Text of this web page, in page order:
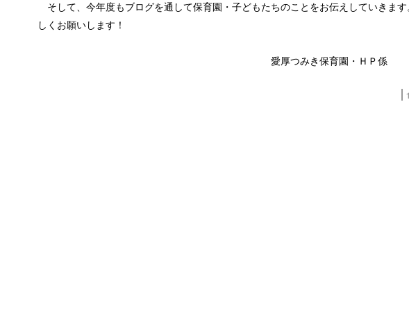
そして、今年度もブログを通して保育園・子どもたちのことをお伝えしていきま
しくお願いします！
愛厚つみき保育園・ＨＰ係